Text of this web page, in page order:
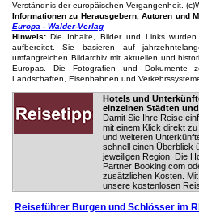
Verständnis der europäischen Vergangenheit.
Informationen zu Herausgebern, Autoren und
Europa - Walder-Verlag
Hinweis:Die Inhalte, Bilder und Links
aufbereitet. Sie basieren auf
umfangreichen Bildarchiv mit aktuellen und
Europas. Die Fotografien und Dokumente
Landschaften, Eisenbahnen und
Hotels und
einzelnen Städten
Damit Sie Ihre Reise
mit einem Klick direkt
und weiteren
schnell einen Überblick
jeweiligen Region. Die
Partner Booking.com
zusätzlichen Kosten.
unsere kostenlosen
Reiseführer Burgen und Schlösser im